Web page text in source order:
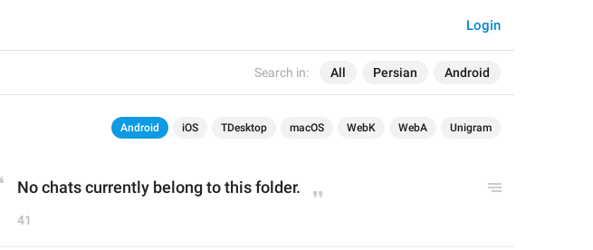
Search in: All Persian Android
Login
Android iOS TDesktop macOS WebK WebA Unigram
No chats currently belong to this folder.
41